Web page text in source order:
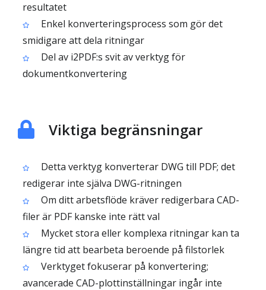
resultatet
Enkel konverteringsprocess som gör det
smidigare att dela ritningar
Del av i2PDF:s svit av verktyg för
dokumentkonvertering
Viktiga begränsningar
Detta verktyg konverterar DWG till PDF; det
redigerar inte själva DWG-ritningen
Om ditt arbetsflöde kräver redigerbara CAD-
filer är PDF kanske inte rätt val
Mycket stora eller komplexa ritningar kan ta
längre tid att bearbeta beroende på filstorlek
Verktyget fokuserar på konvertering;
avancerade CAD-plottinställningar ingår inte